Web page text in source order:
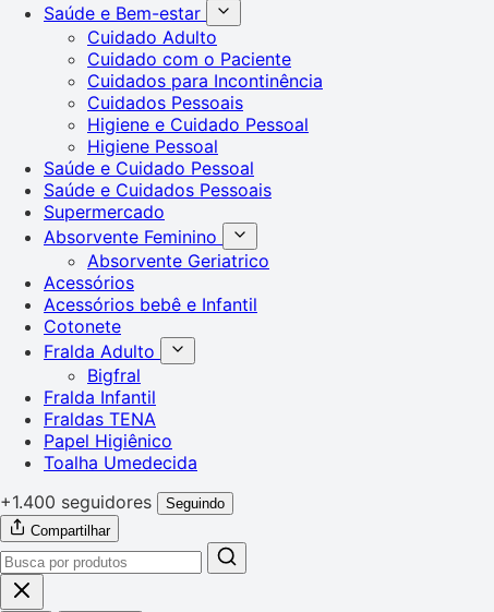
Saúde e Bem-estar
Cuidado Adulto
Cuidado com o Paciente
Cuidados para Incontinência
Cuidados Pessoais
Higiene e Cuidado Pessoal
Higiene Pessoal
Saúde e Cuidado Pessoal
Saúde e Cuidados Pessoais
Supermercado
Absorvente Feminino
Absorvente Geriatrico
Acessórios
Acessórios bebê e Infantil
Cotonete
Fralda Adulto
Bigfral
Fralda Infantil
Fraldas TENA
Papel Higiênico
Toalha Umedecida
+1.400 seguidores
Seguindo
Compartilhar